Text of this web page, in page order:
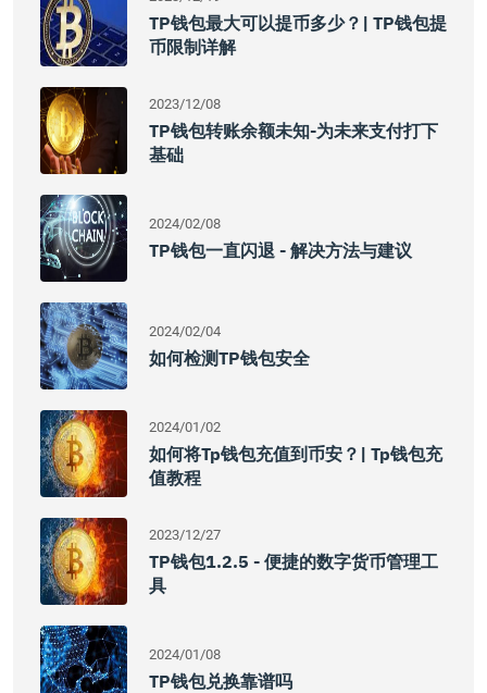
TP钱包最大可以提币多少？| TP钱包提
币限制详解
2023/12/08
TP钱包转账余额未知-为未来支付打下
基础
2024/02/08
TP钱包一直闪退 - 解决方法与建议
2024/02/04
如何检测TP钱包安全
2024/01/02
如何将Tp钱包充值到币安？| Tp钱包充
值教程
2023/12/27
TP钱包1.2.5 - 便捷的数字货币管理工
具
2024/01/08
TP钱包兑换靠谱吗